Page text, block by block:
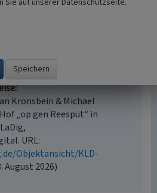
Inhalt steht unter der freien
Die angezeigten
zusätzlichen
die an diesen
Kronsbein & Michael
„op gen Reespüt“ in
URL:
Objektansicht/KLD-
August 2026)